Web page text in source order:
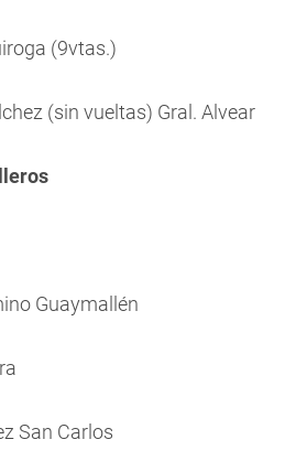
(9vtas.)
(sin vueltas) Gral. Alvear
Guaymallén
San Carlos